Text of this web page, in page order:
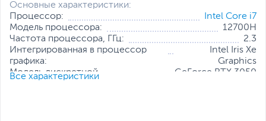
Основные характеристики:
Процессор:
Intel Core i7
Модель процессора:
12700H
Частота процессора, ГГц:
2.3
Интегрированная в процессор
графика:
Intel Iris Xe
Graphics
Модель дискретной
GeForce RTX 3050
Все характеристики